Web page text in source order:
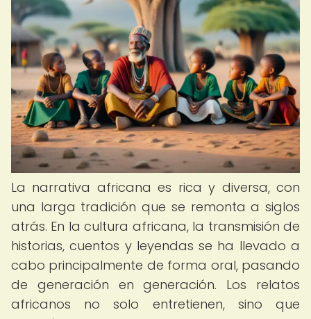
La narrativa africana es rica y diversa, con
una larga tradición que se remonta a siglos
atrás. En la cultura africana, la transmisión de
historias, cuentos y leyendas se ha llevado a
cabo principalmente de forma oral, pasando
de generación en generación. Los relatos
africanos no solo entretienen, sino que